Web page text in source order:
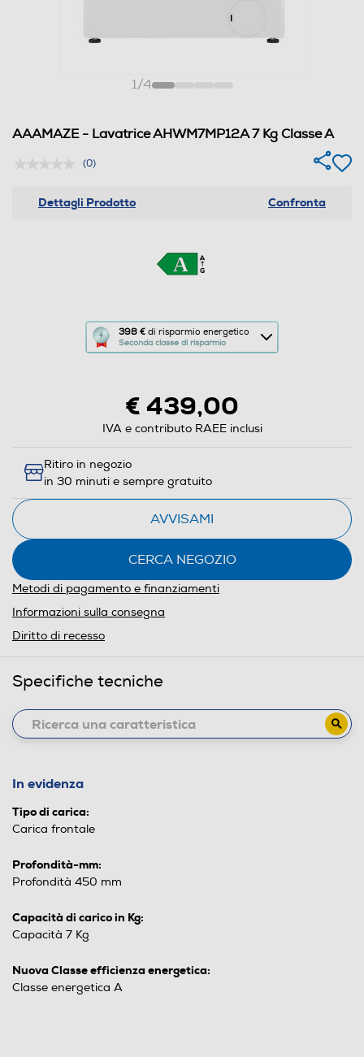
1/4
AAAMAZE - Lavatrice AHWM7MP12A 7 Kg Classe A
(0)
Dettagli Prodotto Confronta
398 € di risparmio energetico
Seconda classe di risparmio
Questa
azione
Calcolatore
energetico
di
€ 439,00
IVA e contributo RAEE inclusi
Ritiro in negozio
in 30 minuti e sempre gratuito
AVVISAMI
CERCA NEGOZIO
Metodi di pagamento e finanziamenti
Informazioni sulla consegna
Diritto di recesso
Specifiche tecniche
In evidenza
Tipo di carica:
Carica frontale
Profondità-mm:
Profondità 450 mm
Capacità di carico in Kg:
Capacità 7 Kg
Nuova Classe efficienza energetica:
Classe energetica A